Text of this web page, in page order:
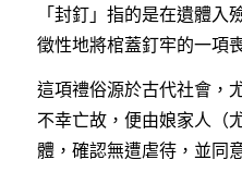
「封釘」指的是在遺體入
徵性地將棺蓋釘牢的一項
這項禮俗源於古代社會，
不幸亡故，便由娘家人（
體，確認無遭虐待，並同